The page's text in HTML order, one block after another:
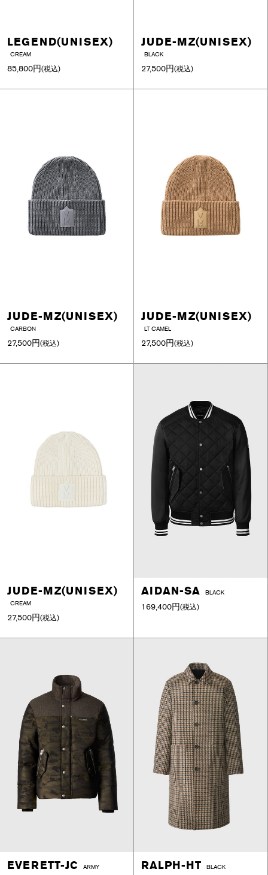
LEGEND(UNISEX)
CREAM
85,800円(税込)
JUDE-MZ(UNISEX)
BLACK
27,500円(税込)
JUDE-MZ(UNISEX)
CARBON
27,500円(税込)
JUDE-MZ(UNISEX)
LT CAMEL
27,500円(税込)
JUDE-MZ(UNISEX)
CREAM
27,500円(税込)
AIDAN-SA BLACK
169,400円(税込)
EVERETT-JC ARMY RALPH-HT BLACK